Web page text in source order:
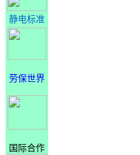
静电标准
劳保世界
国际合作